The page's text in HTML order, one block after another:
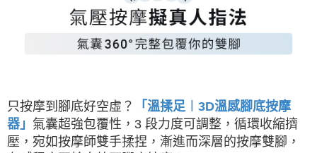
只按摩到腳底好空虛？
「溫揉足︱3D溫感腳底按摩
器」 氣囊超強包覆性，3 段力度可調整，循環收縮擠
壓，宛如按摩師雙手揉捏，漸進而深層的按摩雙腳，